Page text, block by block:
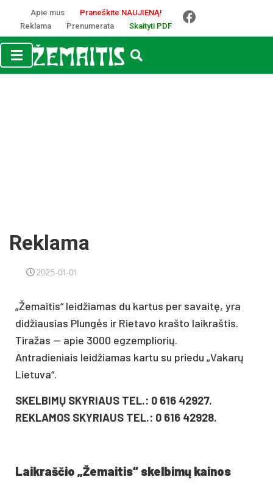
Apie mus
Praneškite NAUJIENĄ!
Reklama
Prenumerata Skaityti PDF
Reklama
2025-01-01
„Žemaitis“ leidžiamas du kartus per savaitę, yra
didžiausias Plungės ir Rietavo krašto laikraštis.
Tiražas — apie 3000 egzempliorių.
Antradieniais leidžiamas kartu su priedu „Vakarų
Lietuva“.
SKELBIMŲ SKYRIAUS TEL.: 0 616 42927.
REKLAMOS SKYRIAUS TEL.: 0 616 42928.
Laikraščio „Žemaitis“ skelbimų kainos